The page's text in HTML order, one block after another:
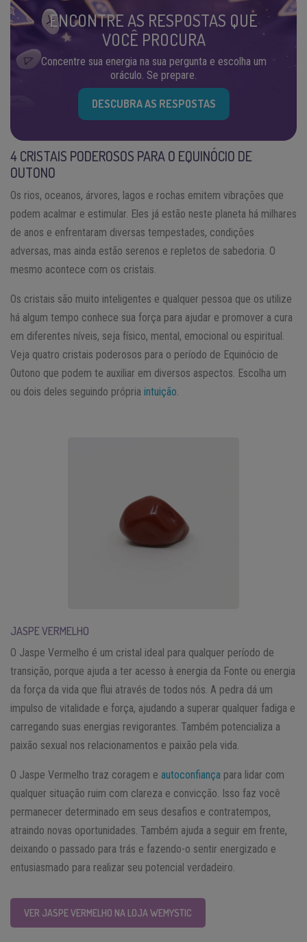
ENCONTRE AS RESPOSTAS QUE
VOCÊ PROCURA
Concentre sua energia na sua pergunta e escolha um
oráculo. Se prepare.
DESCUBRA AS RESPOSTAS
4 CRISTAIS PODEROSOS PARA O EQUINÓCIO DE
OUTONO
Os rios, oceanos, árvores, lagos e rochas emitem vibrações que
podem acalmar e estimular. Eles já estão neste planeta há milhares
de anos e enfrentaram diversas tempestades, condições
adversas, mas ainda estão serenos e repletos de sabedoria. O
mesmo acontece com os cristais.
Os cristais são muito inteligentes e qualquer pessoa que os utilize
há algum tempo conhece sua força para ajudar e promover a cura
em diferentes níveis, seja físico, mental, emocional ou espiritual.
Veja quatro cristais poderosos para o período de Equinócio de
Outono que podem te auxiliar em diversos aspectos. Escolha um
ou dois deles seguindo própria intuição
JASPE VERMELHO
O Jaspe Vermelho é um cristal ideal para qualquer período de
transição, porque ajuda a ter acesso à energia da Fonte ou energia
da força da vida que flui através de todos nós. A pedra dá um
impulso de vitalidade e força, ajudando a superar qualquer fadiga e
carregando suas energias revigorantes. Também potencializa a
paixão sexual nos relacionamentos e paixão pela vida.
O Jaspe Vermelho traz coragem e autoconfiança para lidar com
qualquer situação ruim com clareza e convicção. Isso faz você
permanecer determinado em seus desafios e contratempos,
atraindo novas oportunidades. Também ajuda a seguir em frente,
deixando o passado para trás e fazendo-o sentir energizado e
entusiasmado para realizar seu potencial verdadeiro.
VER JASPE VERMELHO NA LOJA WEMYSTIC